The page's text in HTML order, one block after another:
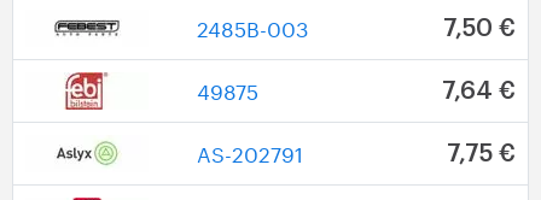
2485B-003 7,50 €
49875 7,64 €
AS-202791 7,75 €